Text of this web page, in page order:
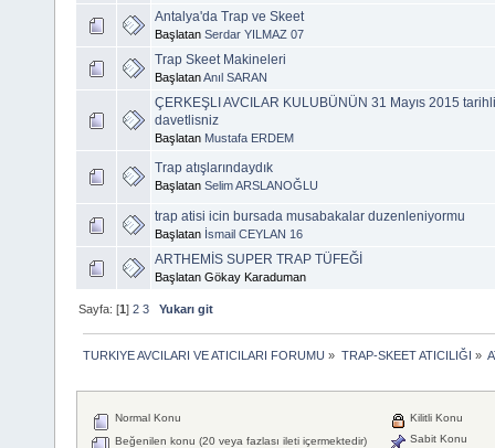
Antalya'da Trap ve Skeet
Başlatan Serdar YILMAZ 07
Trap Skeet Makineleri
BaşlatanAnıl SARAN
ÇERKEŞLI AVCILAR KULUBÜNÜN 31 Mayıs 2015
davetlisniz
Başlatan Mustafa ERDEM
Trap atışlarındaydık
Başlatan Selim ARSLANOĞLU
trap atisi icin bursada musabakalar duzenleniyormu
Başlatan İsmail CEYLAN 16
ARTHEMİS SUPER TRAP TÜFEĞİ
Başlatan Gökay Karaduman
Sayfa: [1]2 3 Yukarı git
TURKIYE AVCILARI VE ATICILARI FORUMU » TRAP-SKEET ATICILIĞI »
Normal Konu
Beğenilen konu (20 veya fazlası ileti içermektedir)
Kilitli Konu
Sabit Konu